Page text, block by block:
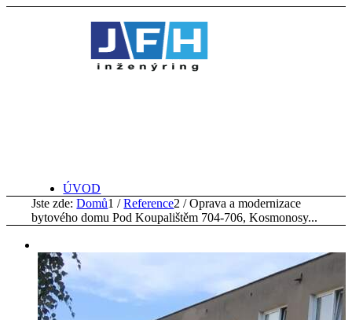
ÚVOD
PROFIL
Jste zde: Domů1 / Reference2 / Oprava a modernizace
bytového domu Pod Koupalištěm 704-706, Kosmonosy...